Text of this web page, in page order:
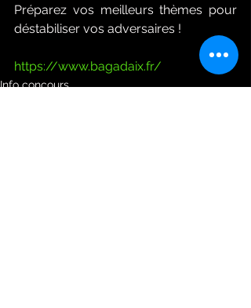
Préparez vos meilleurs thèmes pour
déstabiliser vos adversaires !
https://www.bagadaix.fr/
Info concours